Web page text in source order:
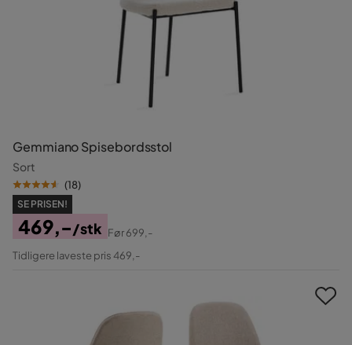
Gemmiano Spisebordsstol
Sort
(18)
SE PRISEN!
Pris
469,-/stk
Original
Før699,-
Tidligere laveste pris 469,-